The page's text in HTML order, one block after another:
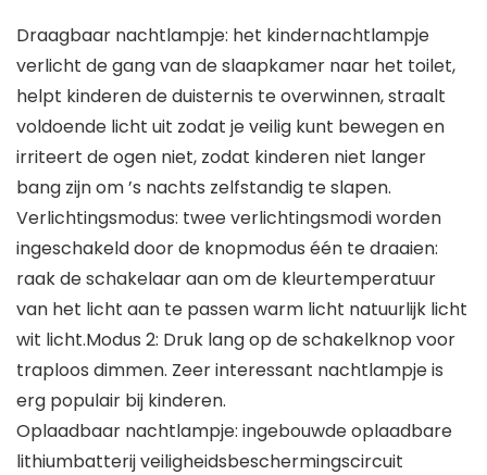
Draagbaar nachtlampje: het kindernachtlampje
verlicht de gang van de slaapkamer naar het toilet,
helpt kinderen de duisternis te overwinnen, straalt
voldoende licht uit zodat je veilig kunt bewegen en
irriteert de ogen niet, zodat kinderen niet langer
bang zijn om ’s nachts zelfstandig te slapen.
Verlichtingsmodus: twee verlichtingsmodi worden
ingeschakeld door de knopmodus één te draaien:
raak de schakelaar aan om de kleurtemperatuur
van het licht aan te passen warm licht natuurlijk licht
wit licht.Modus 2: Druk lang op de schakelknop voor
traploos dimmen. Zeer interessant nachtlampje is
erg populair bij kinderen.
Oplaadbaar nachtlampje: ingebouwde oplaadbare
lithiumbatterij veiligheidsbeschermingscircuit